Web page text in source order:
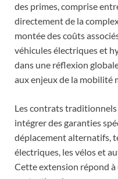
des primes, comprise
directement de la
montée des coûts
véhicules électriques et
dans une réflexion
aux enjeux de la mobilité
Les contrats
intégrer des garanties
déplacement alternatifs,
électriques, les vélos et
Cette extension répond